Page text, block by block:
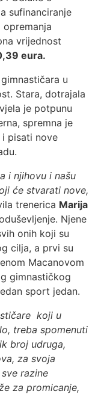
sufinanciranje
vrijednost
eura.
u
Stara, dotrajala
je potpunu
spremna je
pisati nove
i njihovu i našu
će stvarati nove,
trenerica Marija
Njene
onih koji su
cilja, a prvi su
Macanovom
gimnastičkog
sport jedan.
koji u
treba spomenuti
broj udruga,
za svoja
razine
za promicanje,